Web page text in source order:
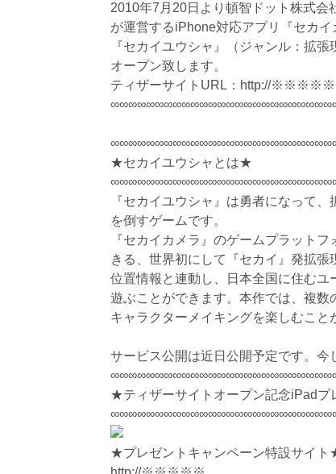
2010年7月20日より頓智ドット株式会
が運営するiPhone対応アプリ『セカ
『セカイユウシャ』（ジャンル：拡
オープン致します。
ティザーサイトURL：http://※※※※※
★セカイユウシャとは★
『セカイユウシャ』は勇者になって
を倒すゲームです。
『セカイカメラ』のゲームプラット
きる、世界初にして『セカイ』発拡張
位置情報と連動し、日本全国に住む
遊ぶことができます。本作では、複
キャラクターメイキングを楽しむこと
サービス公開は近日公開予定です。今
★ティザーサイトオープン記念iPad
★プレゼントキャンペーン特設サイ